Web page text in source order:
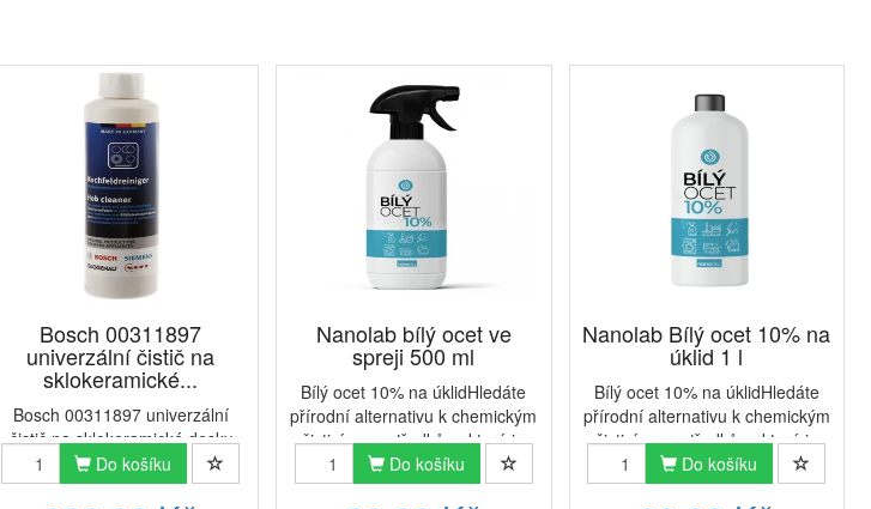
Bosch 00311897
univerzální čistič na
sklokeramické...
Bosch 00311897 univerzální
čistič na sklokeramické desky
250 mlSpeciální přípravek Bosch
navržený pro bezpečné čištění a
Do košíku
Nanolab bílý ocet ve
spreji 500 ml
Bílý ocet 10% na úklidHledáte
přírodní alternativu k chemickým
čisticím prostředkům, která je
šetrná k vašemu zdraví i
životnímu prostředí? Bílý ocet
Do košíku
Nanolab Bílý ocet 10% na
úklid 1 l
Bílý ocet 10% na úklidHledáte
přírodní alternativu k chemickým
čisticím prostředkům, která je
šetrná k vašemu zdraví i
životnímu prostředí? Bílý ocet
Do košíku